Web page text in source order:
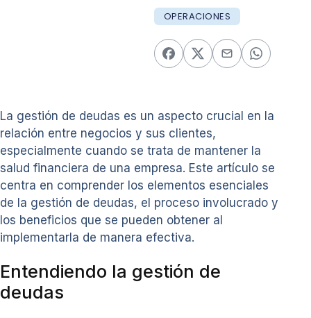
OPERACIONES
La gestión de deudas es un aspecto crucial en la
relación entre negocios y sus clientes,
especialmente cuando se trata de mantener la
salud financiera de una empresa. Este artículo se
centra en comprender los elementos esenciales
de la gestión de deudas, el proceso involucrado y
los beneficios que se pueden obtener al
implementarla de manera efectiva.
Entendiendo la gestión de
deudas